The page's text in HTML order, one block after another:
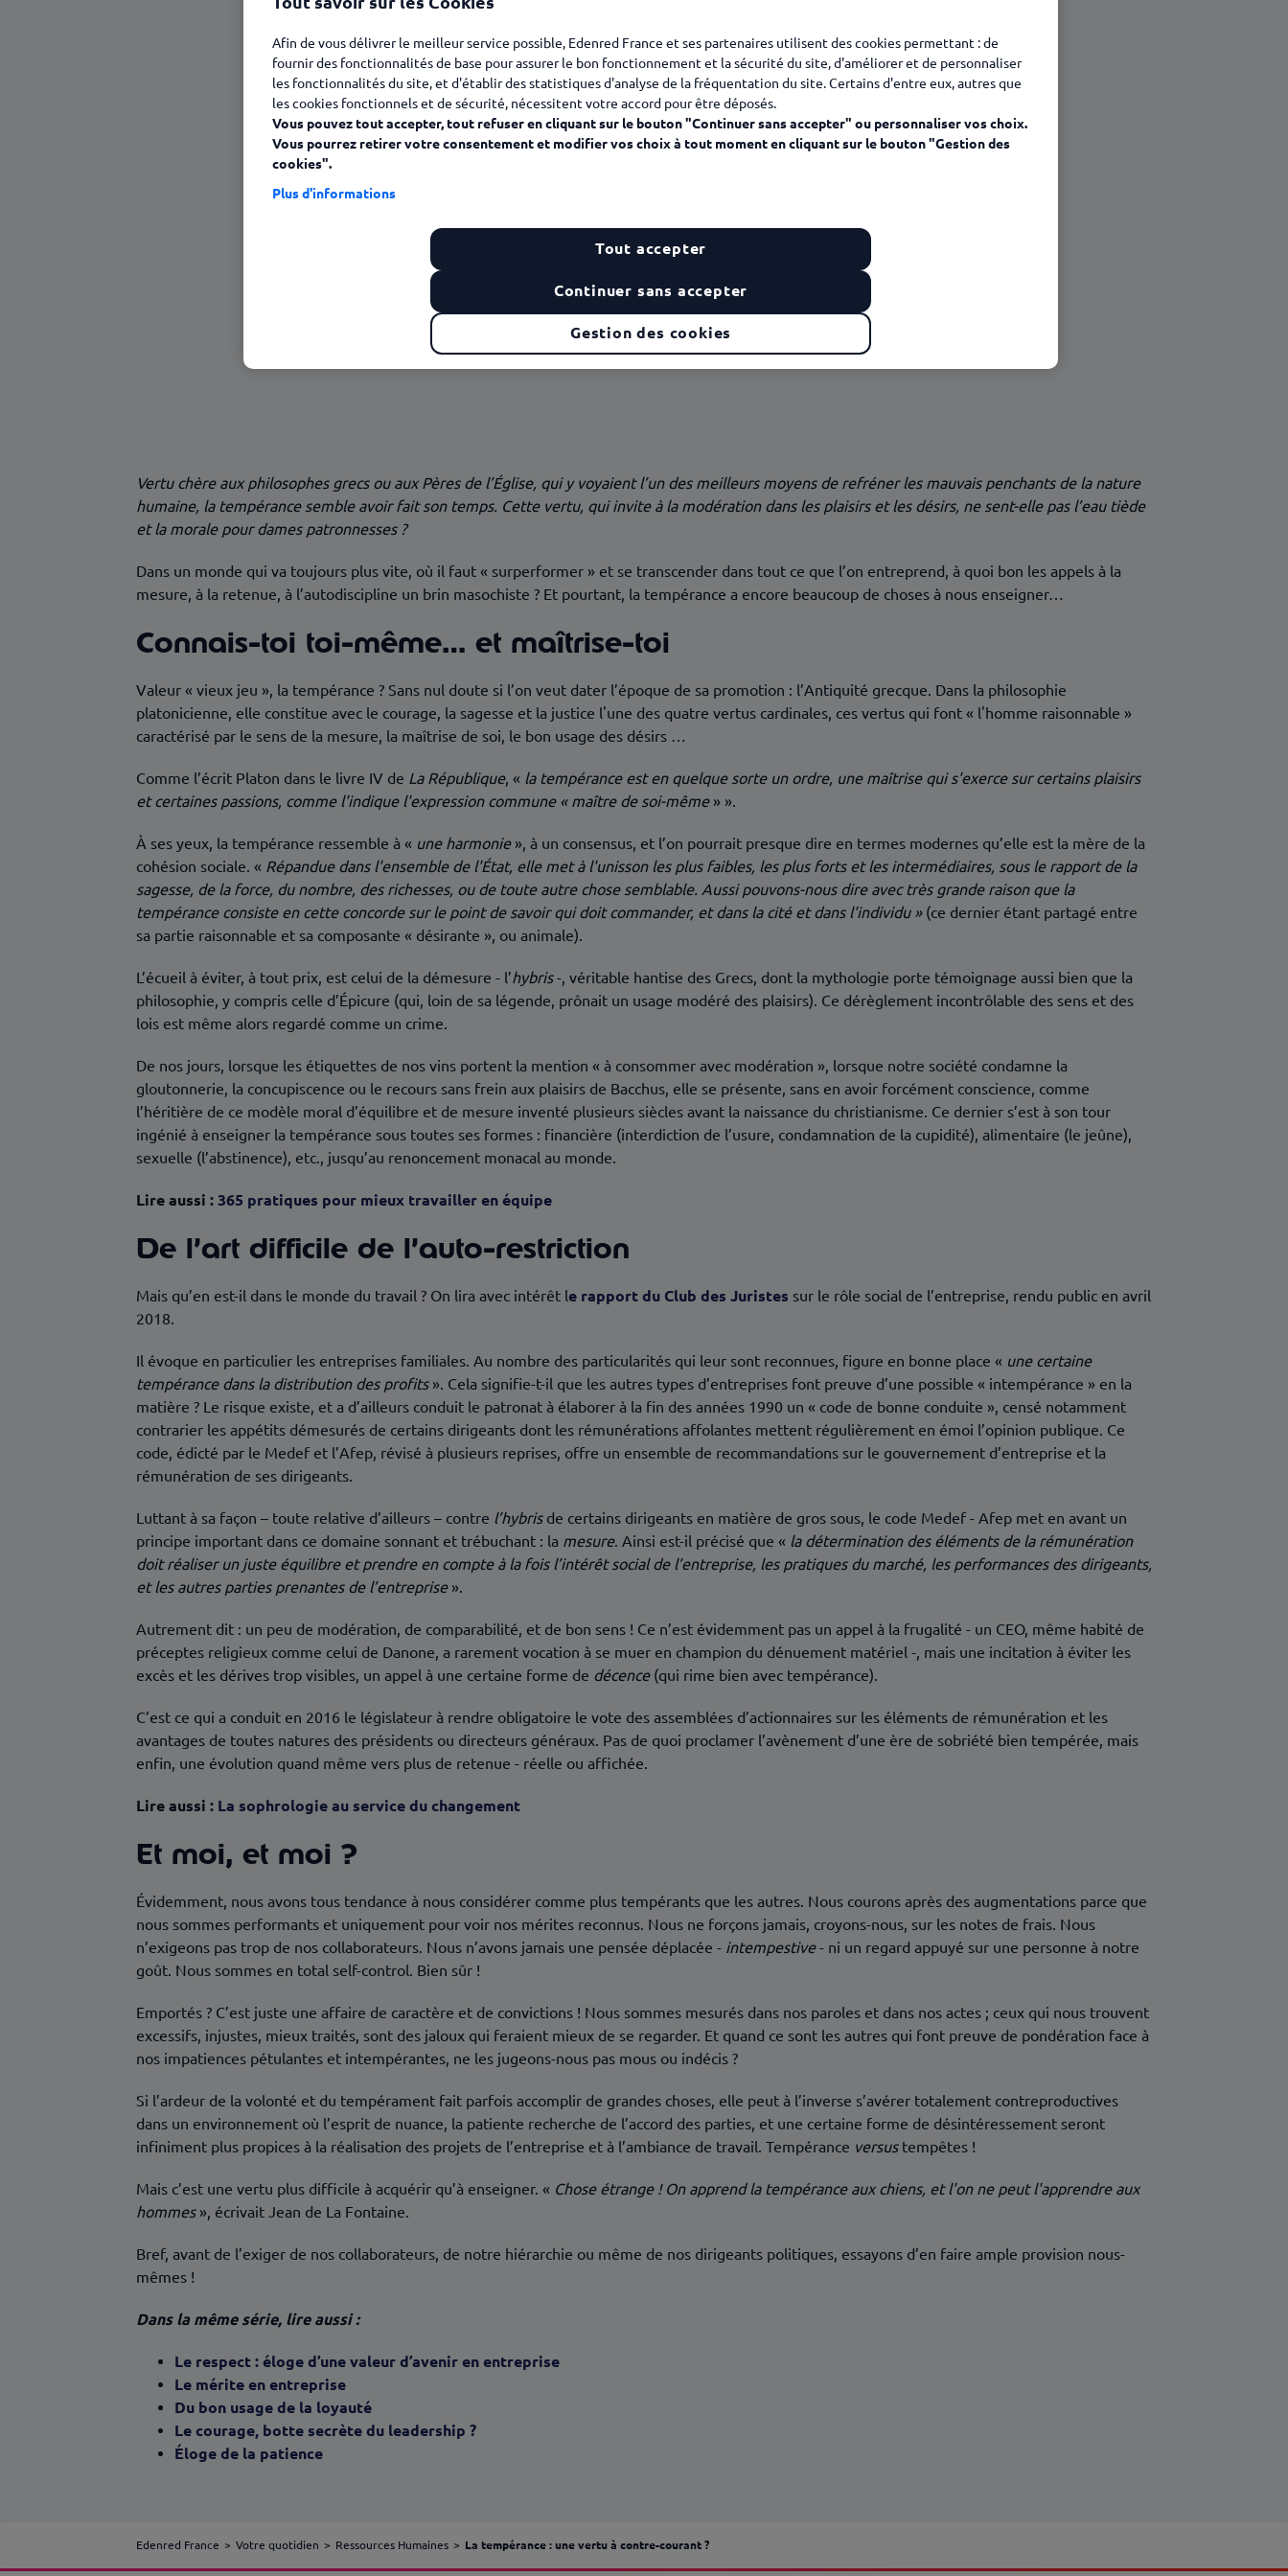
De l’art difficile de l’auto-restriction
Vertu chère aux philosophes grecs ou aux Pères de l’Église, qui y voyaient l’un des meilleurs moyens de refréner les mauvais penchants de la nature
humaine, la tempérance semble avoir fait son temps. Cette vertu, qui invite à la modération dans les plaisirs et les désirs, ne sent-elle pas l’eau tiède
et la morale pour dames patronnesses ?
Dans un monde qui va toujours plus vite, où il faut « surperformer » et se transcender dans tout ce que l’on entreprend, à quoi bon les appels à la
mesure, à la retenue, à l’autodiscipline un brin masochiste ? Et pourtant, la tempérance a encore beaucoup de choses à nous enseigner…
Connais-toi toi-même… et maîtrise-toi
Valeur « vieux jeu », la tempérance ? Sans nul doute si l’on veut dater l’époque de sa promotion : l’Antiquité grecque. Dans la philosophie
platonicienne, elle constitue avec le courage, la sagesse et la justice l'une des quatre vertus cardinales, ces vertus qui font « l'homme raisonnable »
caractérisé par le sens de la mesure, la maîtrise de soi, le bon usage des désirs …
Comme l’écrit Platon dans le livre IV de La République, « la tempérance est en quelque sorte un ordre, une maîtrise qui s'exerce sur certains plaisirs
et certaines passions, comme l'indique l'expression commune « maître de soi-même» ».
À ses yeux, la tempérance ressemble à « une harmonie», à un consensus, et l’on pourrait presque dire en termes modernes qu’elle est la mère de la
cohésion sociale. « Répandue dans l'ensemble de l'État, elle met à l'unisson les plus faibles, les plus forts et les intermédiaires, sous le rapport de la
sagesse, de la force, du nombre, des richesses, ou de toute autre chose semblable. Aussi pouvons-nous dire avec très grande raison que la
tempérance consiste en cette concorde sur le point de savoir qui doit commander, et dans la cité et dans l'individu » (ce dernier étant partagé entre
sa partie raisonnable et sa composante « désirante », ou animale).
L’écueil à éviter, à tout prix, est celui de la démesure - l’hybris-, véritable hantise des Grecs, dont la mythologie porte témoignage aussi bien que la
philosophie, y compris celle d’Épicure (qui, loin de sa légende, prônait un usage modéré des plaisirs). Ce dérèglement incontrôlable des sens et des
lois est même alors regardé comme un crime.
De nos jours, lorsque les étiquettes de nos vins portent la mention « à consommer avec modération », lorsque notre société condamne la
gloutonnerie, la concupiscence ou le recours sans frein aux plaisirs de Bacchus, elle se présente, sans en avoir forcément conscience, comme
l’héritière de ce modèle moral d’équilibre et de mesure inventé plusieurs siècles avant la naissance du christianisme. Ce dernier s’est à son tour
ingénié à enseigner la tempérance sous toutes ses formes : financière (interdiction de l’usure, condamnation de la cupidité), alimentaire (le jeûne),
sexuelle (l’abstinence), etc., jusqu’au renoncement monacal au monde.
Lire aussi : 365 pratiques pour mieux travailler en équipe
De l’art difficile de l’auto-restriction
Mais qu’en est-il dans le monde du travail ? On lira avec intérêt le rapport du Club des Juristes sur le rôle social de l’entreprise, rendu public en avril
2018.
Il évoque en particulier les entreprises familiales. Au nombre des particularités qui leur sont reconnues, figure en bonne place « une certaine
tempérance dans la distribution des profits». Cela signifie-t-il que les autres types d’entreprises font preuve d’une possible « intempérance » en la
matière ? Le risque existe, et a d’ailleurs conduit le patronat à élaborer à la fin des années 1990 un « code de bonne conduite », censé notamment
contrarier les appétits démesurés de certains dirigeants dont les rémunérations affolantes mettent régulièrement en émoi l’opinion publique. Ce
code, édicté par le Medef et l’Afep, révisé à plusieurs reprises, offre un ensemble de recommandations sur le gouvernement d’entreprise et la
rémunération de ses dirigeants.
Luttant à sa façon – toute relative d’ailleurs – contre l’hybrisde certains dirigeants en matière de gros sous, le code Medef - Afep met en avant un
principe important dans ce domaine sonnant et trébuchant : la mesure. Ainsi est-il précisé que « la détermination des éléments de la rémunération
doit réaliser un juste équilibre et prendre en compte à la fois l’intérêt social de l’entreprise, les pratiques du marché, les performances des dirigeants,
et les autres parties prenantes de l’entreprise».
Autrement dit : un peu de modération, de comparabilité, et de bon sens ! Ce n’est évidemment pas un appel à la frugalité - un CEO, même habité de
préceptes religieux comme celui de Danone, a rarement vocation à se muer en champion du dénuement matériel -, mais une incitation à éviter les
excès et les dérives trop visibles, un appel à une certaine forme de décence(qui rime bien avec tempérance).
C’est ce qui a conduit en 2016 le législateur à rendre obligatoire le vote des assemblées d’actionnaires sur les éléments de rémunération et les
avantages de toutes natures des présidents ou directeurs généraux. Pas de quoi proclamer l’avènement d’une ère de sobriété bien tempérée, mais
enfin, une évolution quand même vers plus de retenue - réelle ou affichée.
Lire aussi : La sophrologie au service du changement
Et moi, et moi ?
Évidemment, nous avons tous tendance à nous considérer comme plus tempérants que les autres. Nous courons après des augmentations parce que
nous sommes performants et uniquement pour voir nos mérites reconnus. Nous ne forçons jamais, croyons-nous, sur les notes de frais. Nous
n’exigeons pas trop de nos collaborateurs. Nous n’avons jamais une pensée déplacée - intempestive- ni un regard appuyé sur une personne à notre
goût. Nous sommes en total self-control. Bien sûr !
Emportés ? C’est juste une affaire de caractère et de convictions ! Nous sommes mesurés dans nos paroles et dans nos actes ; ceux qui nous trouvent
excessifs, injustes, mieux traités, sont des jaloux qui feraient mieux de se regarder. Et quand ce sont les autres qui font preuve de pondération face à
nos impatiences pétulantes et intempérantes, ne les jugeons-nous pas mous ou indécis ?
Si l’ardeur de la volonté et du tempérament fait parfois accomplir de grandes choses, elle peut à l’inverse s’avérer totalement contreproductives
dans un environnement où l’esprit de nuance, la patiente recherche de l’accord des parties, et une certaine forme de désintéressement seront
infiniment plus propices à la réalisation des projets de l’entreprise et à l’ambiance de travail. Tempérance versustempêtes !
Mais c’est une vertu plus difficile à acquérir qu’à enseigner. « Chose étrange ! On apprend la tempérance aux chiens, et l'on ne peut l'apprendre aux
hommes », écrivait Jean de La Fontaine.
Bref, avant de l’exiger de nos collaborateurs, de notre hiérarchie ou même de nos dirigeants politiques, essayons d’en faire ample provision nous-
mêmes !
Dans la même série, lire aussi :
Le respect : éloge d’une valeur d’avenir en entreprise
Le mérite en entreprise
Du bon usage de la loyauté
Le courage, botte secrète du leadership ?
Éloge de la patience
Edenred France Votre quotidien Ressources Humaines La tempérance : une vertu à contre-courant ?
Afin de vous délivrer le meilleur service possible, Edenred France et ses partenaires utilisent des cookies permettant : de
fournir des fonctionnalités de base pour assurer le bon fonctionnement et la sécurité du site, d'améliorer et de personnaliser
les fonctionnalités du site, et d'établir des statistiques d'analyse de la fréquentation du site. Certains d'entre eux, autres que
les cookies fonctionnels et de sécurité, nécessitent votre accord pour être déposés.
Vous pouvez tout accepter, tout refuser en cliquant sur le bouton "Continuer sans accepter" ou personnaliser vos choix.
Vous pourrez retirer votre consentement et modifier vos choix à tout moment en cliquant sur le bouton "Gestion des
cookies".
Plus d'informations
Gestion des cookies
Continuer sans accepter
Tout accepter